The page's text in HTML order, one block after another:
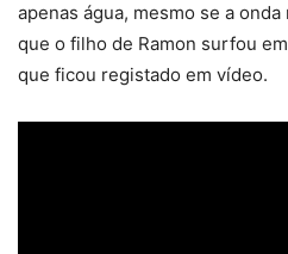
apenas água, mesmo se a
que o filho de Ramon surfou
que ficou registado em vídeo.